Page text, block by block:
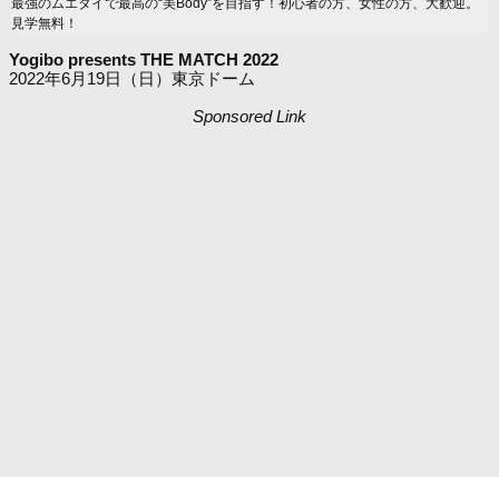
見学無料！
Yogibo presents THE MATCH 2022
2022年6月19日（日）東京ドーム
Sponsored Link